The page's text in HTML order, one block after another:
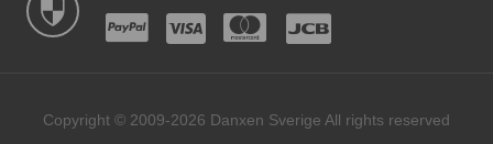
Copyright © 2009-2026 Danxen Sverige All rights reserved